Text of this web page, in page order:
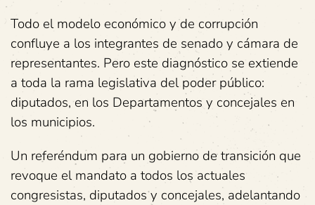
Todo el modelo económico y de corrupción
confluye a los integrantes de senado y cámara de
representantes. Pero este diagnóstico se extiende
a toda la rama legislativa del poder público:
diputados, en los Departamentos y concejales en
los municipios.
Un referéndum para un gobierno de transición que
revoque el mandato a todos los actuales
congresistas, diputados y concejales, adelantando